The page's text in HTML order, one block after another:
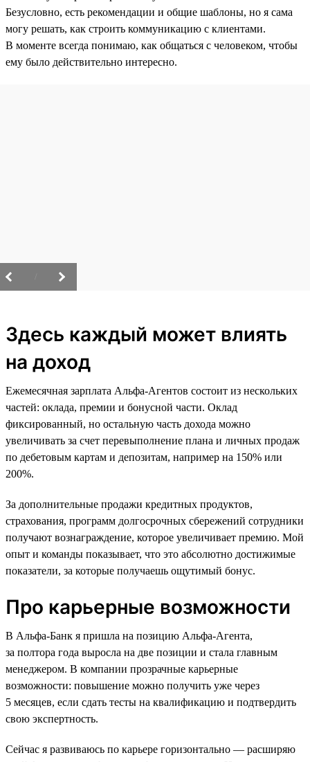
Безусловно, есть рекомендации и общие шаблоны, но я сама
могу решать, как строить коммуникацию с клиентами.
В моменте всегда понимаю, как общаться с человеком, чтобы
ему было действительно интересно.
Здесь каждый может влиять
на доход
Ежемесячная зарплата Альфа-Агентов состоит из нескольких
частей: оклада, премии и бонусной части. Оклад
фиксированный, но остальную часть дохода можно
увеличивать за счет перевыполнение плана и личных продаж
по дебетовым картам и депозитам, например на 150% или
200%.
За дополнительные продажи кредитных продуктов,
страхования, программ долгосрочных сбережений сотрудники
получают вознаграждение, которое увеличивает премию. Мой
опыт и команды показывает, что это абсолютно достижимые
показатели, за которые получаешь ощутимый бонус.
Про карьерные возможности
В Альфа-Банк я пришла на позицию Альфа-Агента,
за полтора года выросла на две позиции и стала главным
менеджером. В компании прозрачные карьерные
возможности: повышение можно получить уже через
5 месяцев, если сдать тесты на квалификацию и подтвердить
свою экспертность.
Сейчас я развиваюсь по карьере горизонтально — расширяю